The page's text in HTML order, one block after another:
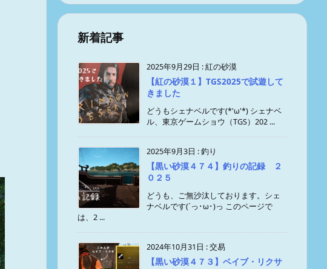
新着記事
2025年9月29日 :紅の砂漠
【紅の砂漠１】TGS2025で試遊して
きました
どうもシェナベルです(*'ω'*) シェナベ
ル、東京ゲームショウ（TGS）202 ...
2025年9月3日 :釣り
【黒い砂漠４７４】釣りの記録 ２
０２５
どうも、ご無沙汰しております。シェ
ナベルです(´っ･ω･)っ このページで
は、2 ...
2024年10月31日 :交易
【黒い砂漠４７３】ベイブ・リクサ